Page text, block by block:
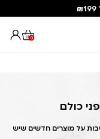
0 Out of Stock
כולם
על מוצרים חדשים שיש